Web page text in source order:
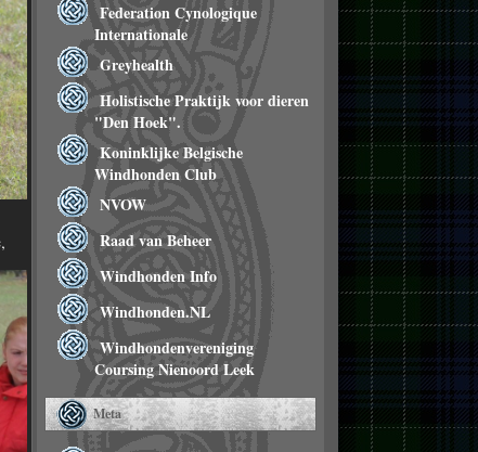
Federation Cynologique
Internationale
Greyhealth
Holistische Praktijk voor dieren
"Den Hoek".
Koninklijke Belgische
Windhonden Club
NVOW
Raad van Beheer
Windhonden Info
Windhonden.NL
Windhondenvereniging
Coursing Nienoord Leek
Meta